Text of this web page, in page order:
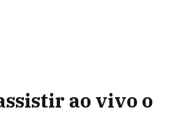
ao vivo o